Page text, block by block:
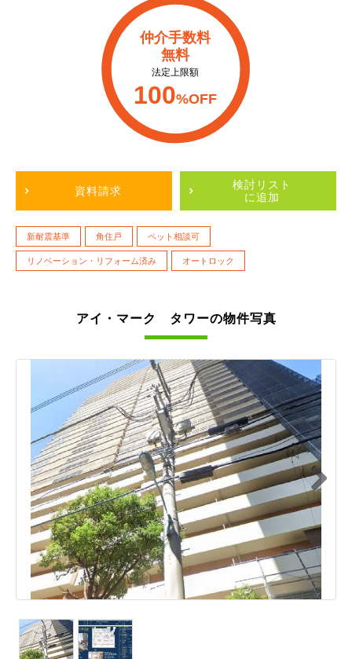
仲介手数料
無料
法定上限額
100%OFF
資料請求
検討リスト
に追加
新耐震基準 角住戸 ペット相談可
リノベーション・リフォーム済み オートロック
アイ・マーク タワーの物件写真
Next